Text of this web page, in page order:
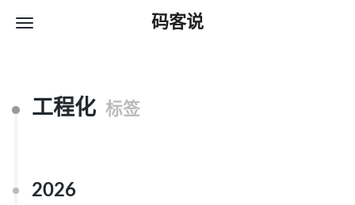
码客说
工程化 标签
2026